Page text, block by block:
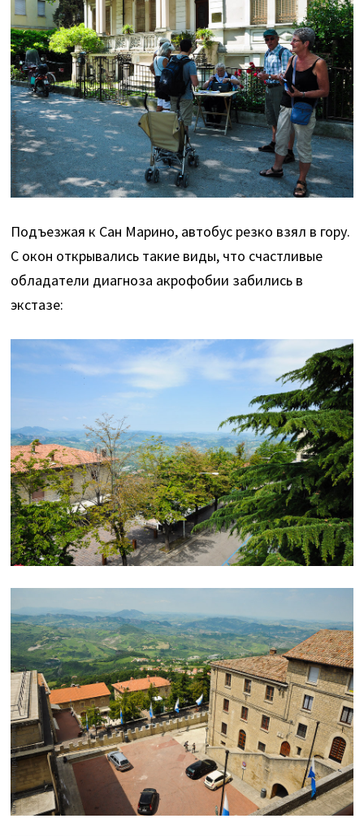
Подъезжая к Сан Марино, автобус резко взял в гору.
С окон открывались такие виды, что счастливые
обладатели диагноза акрофобии забились в
экстазе: